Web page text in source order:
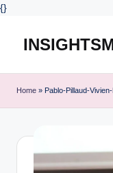
{}
Home » Pablo-Pillaud-